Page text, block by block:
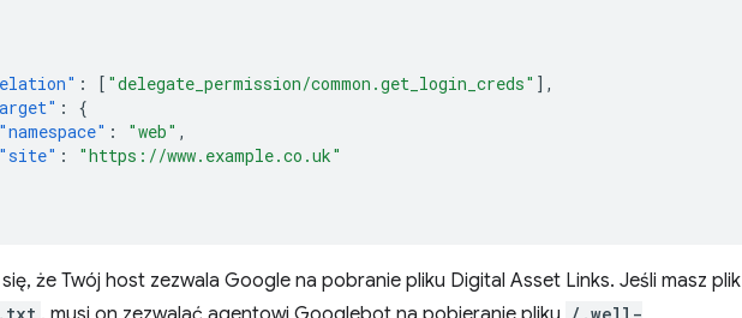
: [ "delegate_permission/common.get_login_creds" ],
:
{
"namespace" : "web" ,
"site" :
"https://www.example.co.uk"
że Twój host zezwala Google na pobranie pliku Digital Asset Links. Jeśli masz plik